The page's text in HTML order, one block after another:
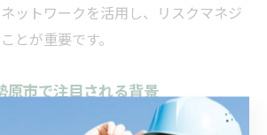
ットワークを活用し、リスクマネジ
とが重要です。
原市で注目される背景
投資が注目を集める背景には、住宅需